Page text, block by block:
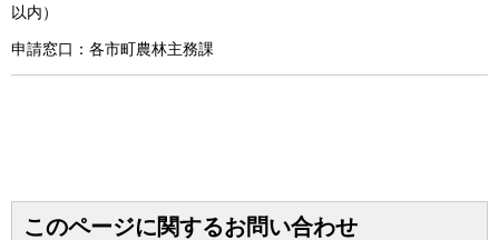
以内）
申請窓口：各市町農林主務課
このページに関するお問い合わせ